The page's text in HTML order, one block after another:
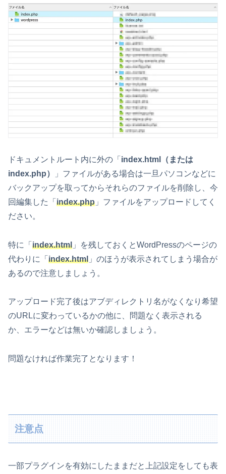
ドキュメントルート内に外の「 index.html（または
index.php）
」ファイルがある場合は一旦パソコンなどに
バックアップを取ってからそれらのファイルを削除し、今
回編集した「 index.php 」ファイルをアップロードしてく
ださい。
特に「 index.html 」を残しておくとWordPressのページの
代わりに「 index.html 」のほうが表示されてしまう場合が
あるので注意しましょう。
アップロード完了後はアブディレクトリ名がなくなり希望
のURLに変わっているかの他に、問題なく表示される
か、エラーなどは無いか確認しましょう。
問題なければ作業完了となります！
注意点
一部プラグインを有効にしたままだと上記設定をしても表